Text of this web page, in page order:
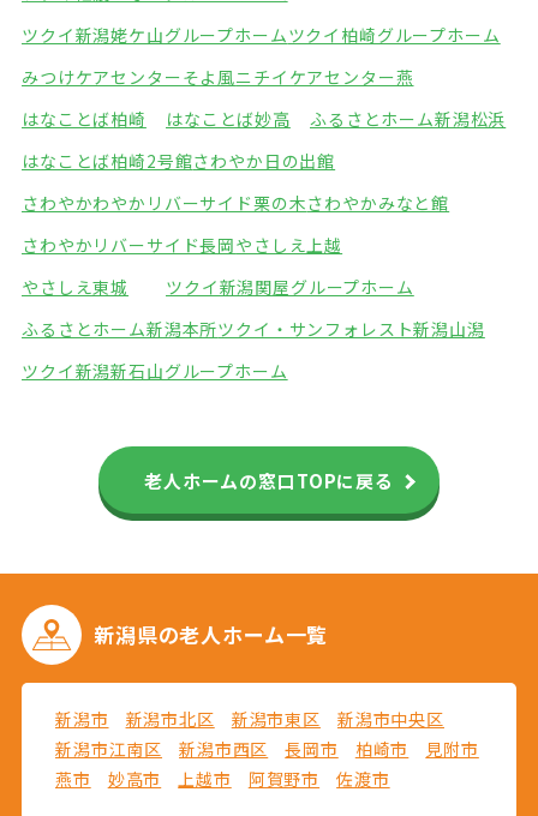
ツクイ新潟姥ケ山グループホームツクイ柏崎グループホーム
みつけケアセンターそよ風ニチイケアセンター燕
はなことば柏崎
はなことば妙高
ふるさとホーム新潟松浜
はなことば柏崎2号館さわやか日の出館
さわやかわやかリバーサイド栗の木さわやかみなと館
さわやかリバーサイド長岡やさしえ上越
やさしえ東城
ツクイ新潟関屋グループホーム
ふるさとホーム新潟本所ツクイ・サンフォレスト新潟山潟
ツクイ新潟新石山グループホーム
老人ホームの窓口TOPに戻る
新潟県の老人ホーム一覧
新潟市 新潟市北区 新潟市東区
新潟市中央区
新潟市江南区
新潟市西区 長岡市 柏崎市
見附市
燕市
妙高市 上越市 阿賀野市 佐渡市